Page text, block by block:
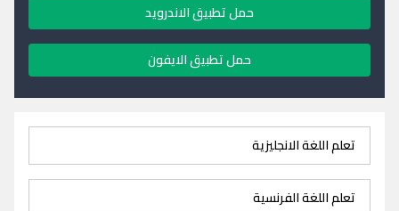
حمل تطبيق الاندرويد
حمل تطبيق الايفون
تعلم اللغة الانجليزية
تعلم اللغة الفرنسية